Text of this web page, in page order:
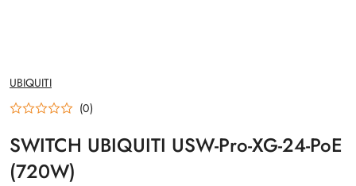
NAZWA
PRODUCENTA:
UBIQUITI
(0)
SWITCH UBIQUITI USW-Pro-XG-24-PoE
(720W)